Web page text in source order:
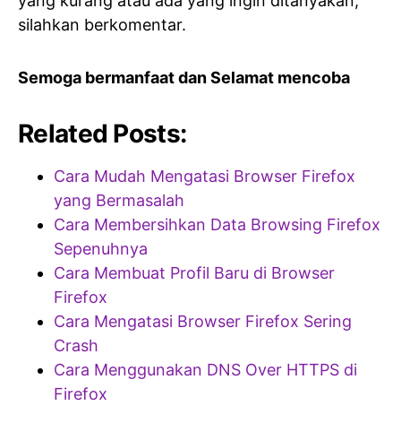
silahkan berkomentar.
Semoga bermanfaat dan Selamat mencoba
Related Posts:
Cara Mudah Mengatasi Browser Firefox
yang Bermasalah
Cara Membersihkan Data Browsing Firefox
Sepenuhnya
Cara Membuat Profil Baru di Browser
Firefox
Cara Mengatasi Browser Firefox Sering
Crash
Cara Menggunakan DNS Over HTTPS di
Firefox